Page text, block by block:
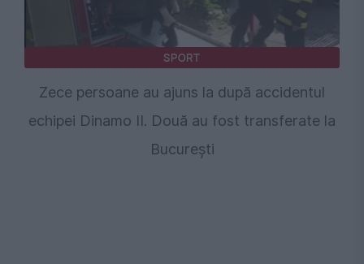
SPORT
Zece persoane au ajuns la după accidentul
echipei Dinamo II. Două au fost transferate la
București